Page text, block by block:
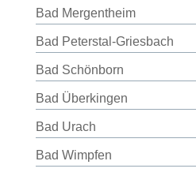
Bad Mergentheim
Bad Peterstal-Griesbach
Bad Schönborn
Bad Überkingen
Bad Urach
Bad Wimpfen